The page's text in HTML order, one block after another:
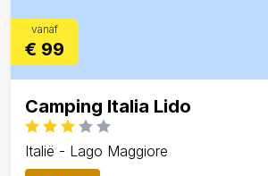
vanaf
€ 99
Camping Italia Lido
Italië - Lago Maggiore